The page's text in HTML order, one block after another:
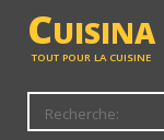
CUISINA
TOUT POUR LA CUISINE